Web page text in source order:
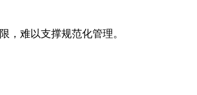
，难以支撑规范化管理。